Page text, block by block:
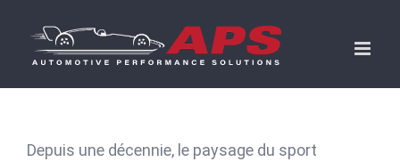
content
Depuis une décennie, le paysage du sport